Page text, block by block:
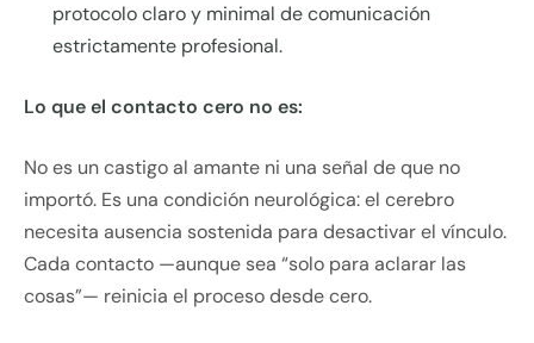
protocolo claro y minimal de comunicación
estrictamente profesional.
Lo que el contacto cero no es:
No es un castigo al amante ni una señal de que no
importó. Es una condición neurológica: el cerebro
necesita ausencia sostenida para desactivar el vínculo.
Cada contacto —aunque sea “solo para aclarar las
cosas”— reinicia el proceso desde cero.